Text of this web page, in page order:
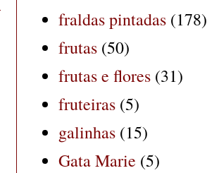
fraldas pintadas (178)
frutas (50)
frutas e flores (31)
fruteiras (5)
galinhas (15)
Gata Marie (5)